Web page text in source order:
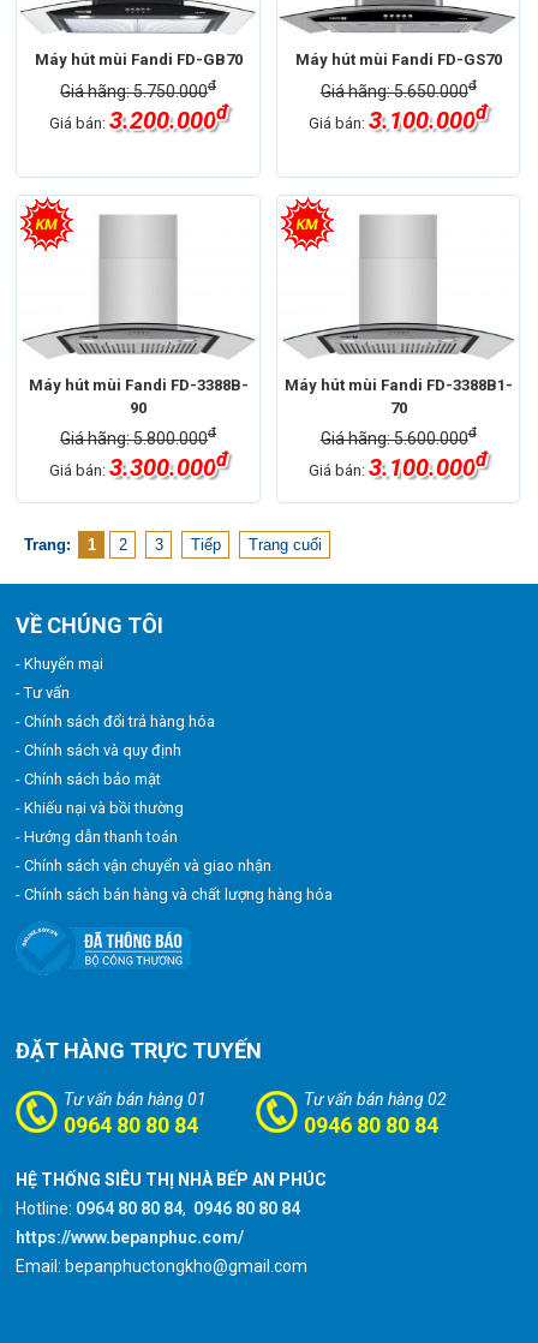
Máy hút mùi Fandi FD-GB70
Giá hãng: 5.750.000đ
Giá bán: 3.200.000đ
Máy hút mùi Fandi FD-GS70
Giá hãng: 5.650.000đ
Giá bán:3.100.000đ
Máy hút mùi Fandi FD-3388B-
90
Giá hãng: 5.800.000đ
Giá bán: 3.300.000đ
Máy hút mùi Fandi FD-3388B1-
70
Giá hãng: 5.600.000đ
Giá bán:3.100.000đ
Trang: 1 2 3 Tiếp Trang cuối
VỀ CHÚNG TÔI
- Khuyến mại
- Tư vấn
- Chính sách đổi trả hàng hóa
- Chính sách và quy định
- Chính sách bảo mật
- Khiếu nại và bồi thường
- Hướng dẫn thanh toán
- Chính sách vận chuyển và giao nhận
- Chính sách bán hàng và chất lượng hàng hóa
ĐẶT HÀNG TRỰC TUYẾN
Tư vấn bán hàng 01
0964 80 80 84
Tư vấn bán hàng 02
0946 80 80 84
HỆ THỐNG SIÊU THỊ NHÀ BẾP AN PHÚC
Hotline: 0964 80 80 84, 0946 80 80 84
https://www.bepanphuc.com/
Email: bepanphuctongkho@gmail.com